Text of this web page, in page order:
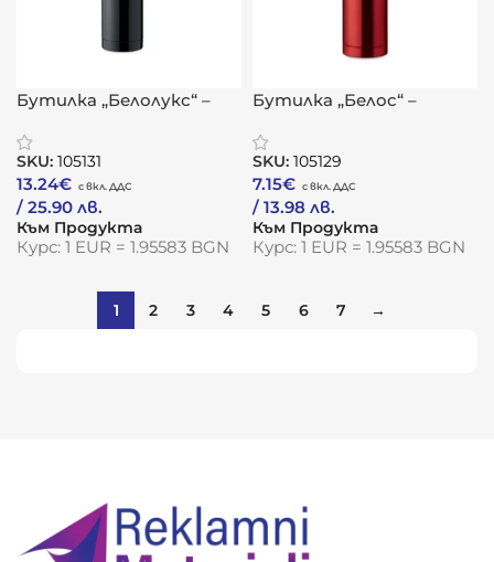
Бутилка „Белолукс“ –
интелигентен акцент
SKU: 105131
13.24€
/ 25.90 лв.
Към Продукта
Курс: 1 EUR = 1.95583 BGN
Бутилка „Белос“ –
медна изолация
SKU: 105129
7.15€
/ 13.98 лв.
Към Продукта
Курс: 1 EUR = 1.95583 BGN
1 2 3 4 5 6 7 →